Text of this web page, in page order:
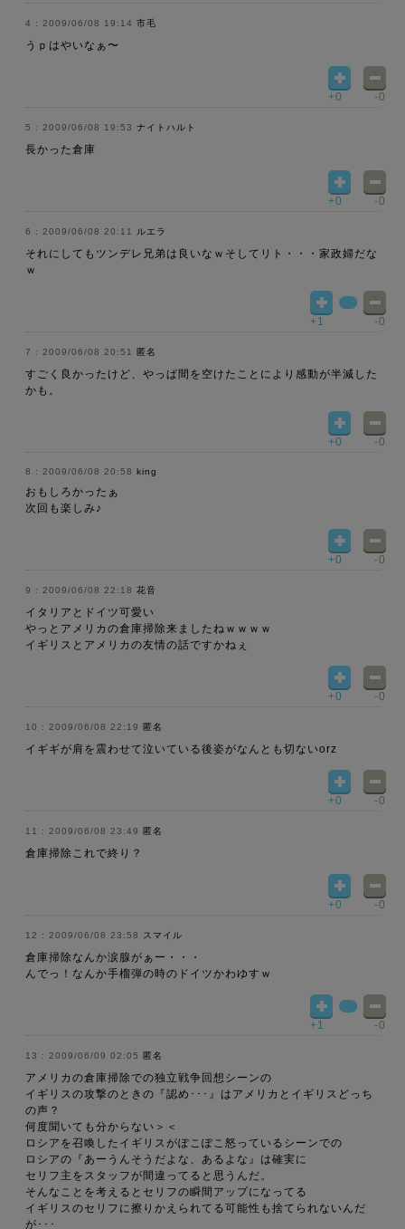
2009/06/08 19:14 市毛
うｐはやいなぁ〜
+0 -0
2009/06/08 19:53 ナイトハルト
長かった倉庫
+0 -0
2009/06/08 20:11 ルエラ
それにしてもツンデレ兄弟は良いなｗそしてリト・・・家政婦だな
ｗ
+1 -0
2009/06/08 20:51 匿名
すごく良かったけど、やっぱ間を空けたことにより感動が半減した
かも。
+0 -0
2009/06/08 20:58 king
おもしろかったぁ
次回も楽しみ♪
+0 -0
2009/06/08 22:18 花音
イタリアとドイツ可愛い
やっとアメリカの倉庫掃除来ましたねｗｗｗｗ
イギリスとアメリカの友情の話ですかねぇ
+0 -0
2009/06/08 22:19 匿名
イギギが肩を震わせて泣いている後姿がなんとも切ないorz
+0 -0
2009/06/08 23:49 匿名
倉庫掃除これで終り？
+0 -0
2009/06/08 23:58 スマイル
倉庫掃除なんか涙腺がぁー・・・
んでっ！なんか手榴弾の時のドイツかわゆすｗ
+1 -0
2009/06/09 02:05 匿名
アメリカの倉庫掃除での独立戦争回想シーンの
イギリスの攻撃のときの『認め･･･』はアメリカとイギリスどっち
の声？
何度聞いても分からない＞＜
ロシアを召喚したイギリスがぽこぽこ怒っているシーンでの
ロシアの『あーうんそうだよな、あるよな』は確実に
セリフ主をスタッフが間違ってると思うんだ。
そんなことを考えるとセリフの瞬間アップになってる
イギリスのセリフに擦りかえられてる可能性も捨てられないんだ
が･･･